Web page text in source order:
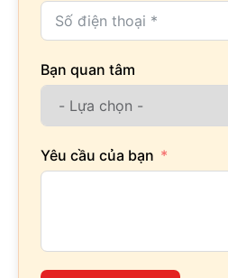
Bạn quan tâm
Yêu cầu của bạn